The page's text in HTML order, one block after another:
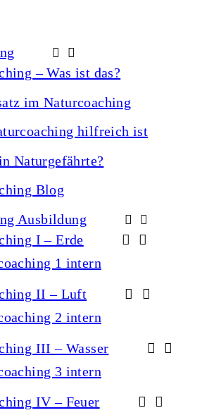
– Was ist das?
im Naturcoaching
hilfreich ist
Naturgefährte?
Blog
Ausbildung
I – Erde
1 intern
II – Luft
2 intern
III – Wasser
3 intern
IV – Feuer